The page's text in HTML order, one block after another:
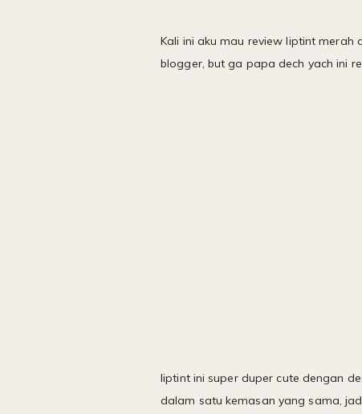
Kali ini aku mau review liptint merah
blogger, but ga papa dech yach ini
liptint ini super duper cute dengan
dalam satu kemasan yang sama,